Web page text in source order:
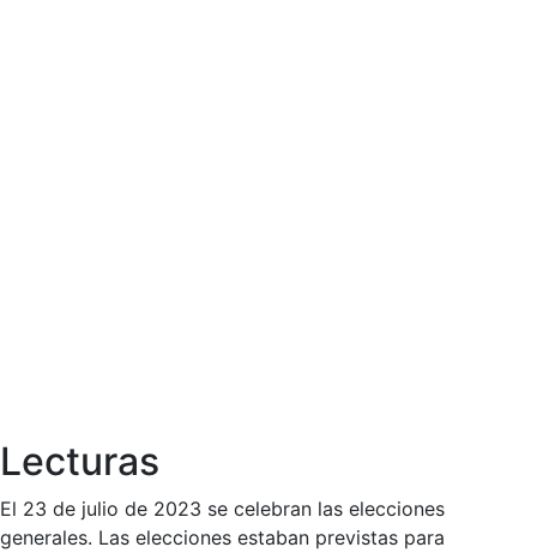
Lecturas
El 23 de julio de 2023 se celebran las elecciones
generales. Las elecciones estaban previstas para